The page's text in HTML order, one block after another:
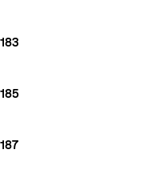
183
185
187